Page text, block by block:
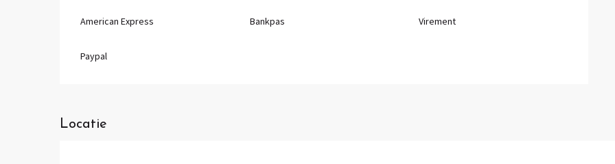
American Express Bankpas Virement
Paypal
Locatie